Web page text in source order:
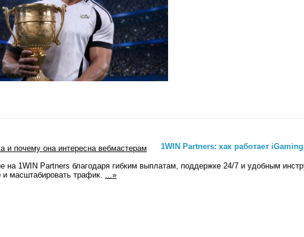
1WIN Partners: как работает
на 1WIN Partners благодаря гибким выплатам, поддержке 24/7 и удобным
масштабировать трафик.
...»